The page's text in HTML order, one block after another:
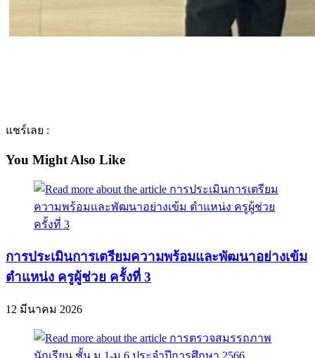
แชร์เลย :
You Might Also Like
การประเมินการเตรียมความพร้อมและพัฒนาอย่างเข้ม
ตำแหน่ง ครูผู้ช่วย ครั้งที่ 3
12 มีนาคม 2026